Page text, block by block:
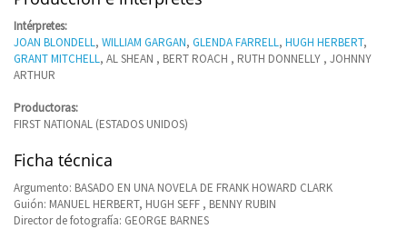
Intérpretes:
JOAN BLONDELL, WILLIAM GARGAN, GLENDA FARRELL, HUGH HERBERT,
GRANT MITCHELL, AL SHEAN , BERT ROACH , RUTH DONNELLY , JOHNNY
ARTHUR
Productoras:
FIRST NATIONAL (ESTADOS UNIDOS)
Ficha técnica
Argumento: BASADO EN UNA NOVELA DE FRANK HOWARD CLARK
Guión: MANUEL HERBERT, HUGH SEFF , BENNY RUBIN
Director de fotografía: GEORGE BARNES